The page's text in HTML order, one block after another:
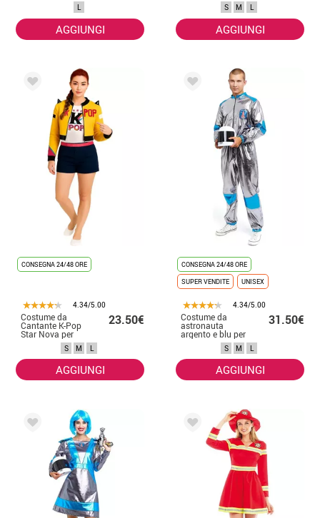
L
AGGIUNGI
S M L
AGGIUNGI
CONSEGNA 24/48 ORE
4.34/5.00
Costume da
Cantante K-Pop
Star Nova per
23.50€
S M L
AGGIUNGI
CONSEGNA 24/48 ORE
SUPER VENDITE
UNISEX
4.34/5.00
Costume da
astronauta
argento e blu per
adulto
31.50€
S M L
AGGIUNGI